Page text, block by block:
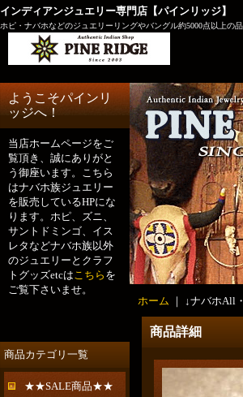
インディアンジュエリー専門店【パインリッジ】
ホピ・ナバホなどのジュエリーリングやバングル約5000点以上の品
ようこそパインリ
ッジへ！
当店ホームページをご
覧頂き、誠にありがと
う御座います。こちら
はナバホ族ジュエリー
を販売しているHPにな
ります。ホピ、ズニ、
サントドミンゴ、イス
レタなどナバホ族以外
のジュエリーとクラフ
トグッズetcはこちら を
ご覧下さいませ。
商品カテゴリ一覧
★★SALE商品★★
ホーム ｜ ↓ナバホAll
商品詳細